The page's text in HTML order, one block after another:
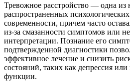
Тревожное расстройство — одна из
распространенных
современности, причем часто
из-за смазанности симптомов или
интерпретации. Познание его
подтвержденной диагностики
эффективное лечение и снизить
состояний, таких как депрессия
функции.